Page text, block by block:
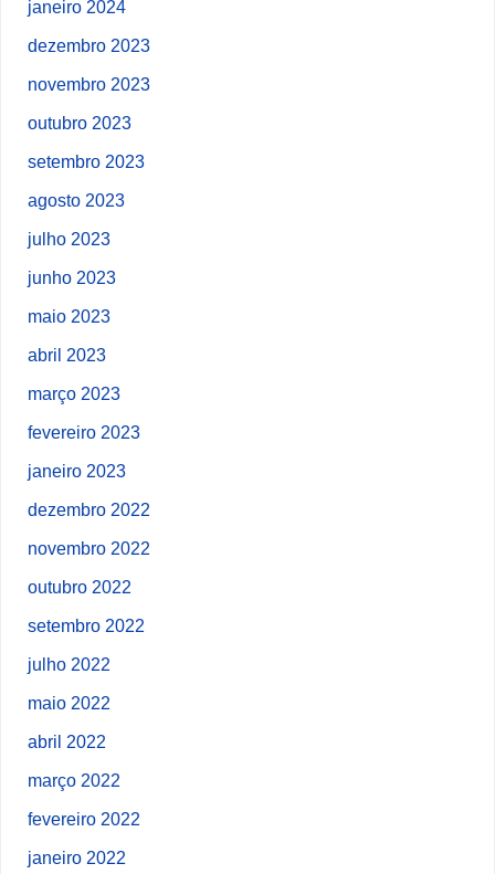
janeiro 2024
dezembro 2023
novembro 2023
outubro 2023
setembro 2023
agosto 2023
julho 2023
junho 2023
maio 2023
abril 2023
março 2023
fevereiro 2023
janeiro 2023
dezembro 2022
novembro 2022
outubro 2022
setembro 2022
julho 2022
maio 2022
abril 2022
março 2022
fevereiro 2022
janeiro 2022